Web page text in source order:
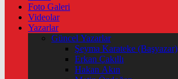
Foto Galeri
Videolar
Yazarlar
Güncel Yazarlar
Şeyma Karateke (Başyazar)
Erkan Çakıllı
Hakan Akın